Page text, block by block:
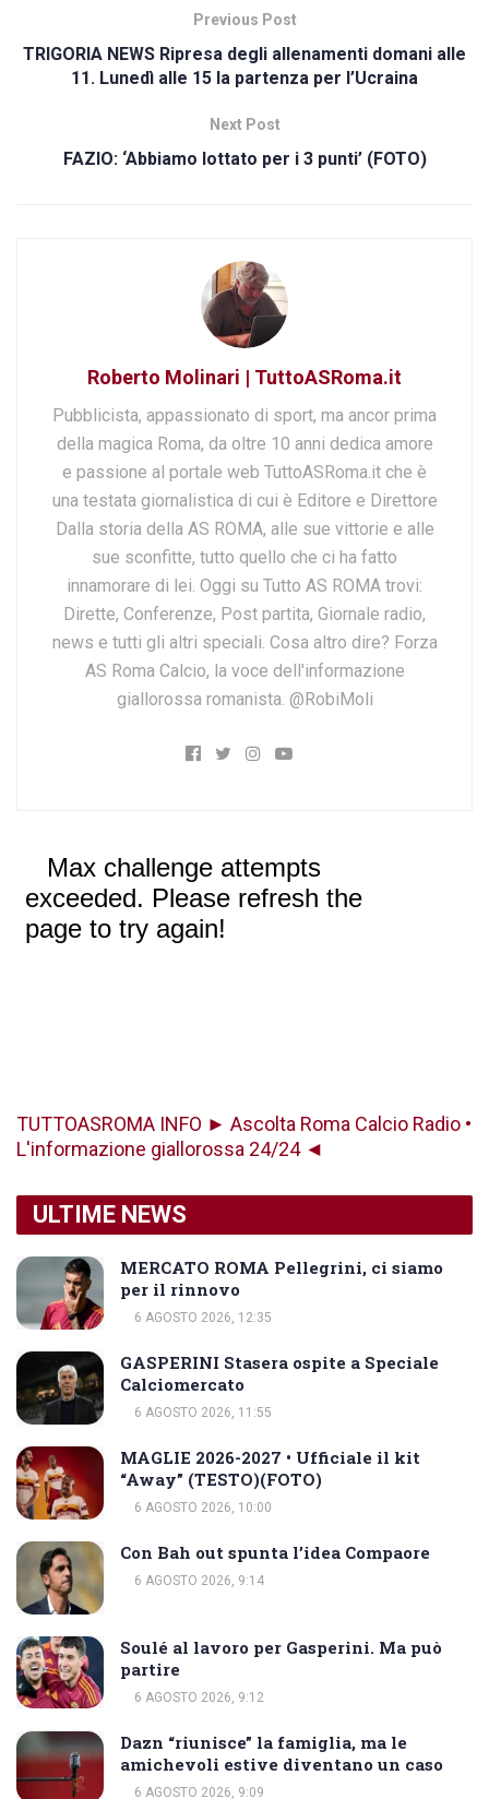
Previous Post
TRIGORIA NEWS Ripresa degli allenamenti domani alle
11. Lunedì alle 15 la partenza per l’Ucraina
Next Post
FAZIO: ‘Abbiamo lottato per i 3 punti’ (FOTO)
Roberto Molinari | TuttoASRoma.it
Pubblicista, appassionato di sport, ma ancor prima
della magica Roma, da oltre 10 anni dedica amore
e passione al portale web TuttoASRoma.it che è
una testata giornalistica di cui è Editore e Direttore
Dalla storia della AS ROMA, alle sue vittorie e alle
sue sconfitte, tutto quello che ci ha fatto
innamorare di lei. Oggi su Tutto AS ROMA trovi:
Dirette, Conferenze, Post partita, Giornale radio,
news e tutti gli altri speciali. Cosa altro dire? Forza
AS Roma Calcio, la voce dell'informazione
giallorossa romanista. @RobiMoli
TUTTOASROMA INFO ► Ascolta Roma Calcio Radio •
L'informazione giallorossa 24/24 ◄
ULTIME NEWS
MERCATO ROMA Pellegrini, ci siamo
per il rinnovo
6 AGOSTO 2026, 12:35
GASPERINI Stasera ospite a Speciale
Calciomercato
6 AGOSTO 2026, 11:55
MAGLIE 2026-2027 • Ufficiale il kit
“Away” (TESTO)(FOTO)
6 AGOSTO 2026, 10:00
Con Bah out spunta l’idea Compaore
6 AGOSTO 2026, 9:14
Soulé al lavoro per Gasperini. Ma può
partire
6 AGOSTO 2026, 9:12
Dazn “riunisce” la famiglia, ma le
amichevoli estive diventano un caso
6 AGOSTO 2026, 9:09